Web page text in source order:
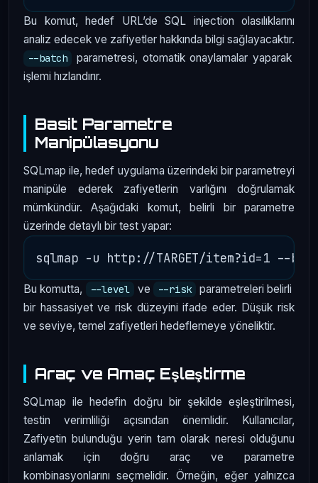
Bu komut, hedef URL’de SQL injection olasılıklarını
analiz edecek ve zafiyetler hakkında bilgi sağlayacaktır.
--batch
parametresi, otomatik onaylamalar yaparak
işlemi hızlandırır.
Basit Parametre
Manipülasyonu
SQLmap ile, hedef uygulama üzerindeki bir parametreyi
manipüle ederek zafiyetlerin varlığını doğrulamak
mümkündür. Aşağıdaki komut, belirli bir parametre
üzerinde detaylı bir test yapar:
Bu komutta, --level ve --risk
parametreleri belirli
bir hassasiyet ve risk düzeyini ifade eder. Düşük risk
ve seviye, temel zafiyetleri hedeflemeye yöneliktir.
Araç ve Amaç Eşleştirme
SQLmap ile hedefin doğru bir şekilde eşleştirilmesi,
testin verimliliği açısından önemlidir. Kullanıcılar,
Zafiyetin bulunduğu yerin tam olarak neresi olduğunu
anlamak için doğru araç ve parametre
kombinasyonlarını seçmelidir. Örneğin, eğer yalnızca